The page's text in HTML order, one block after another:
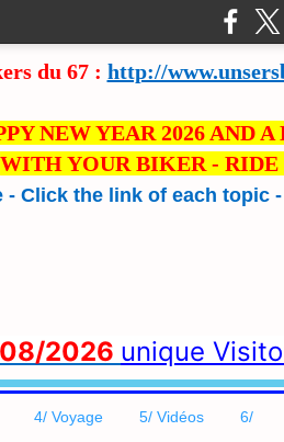
du 67 : http://
NEW YEAR 2026 AND
WITH YOUR BIKER - RIDE
- Click the link of each topic
2026 unique
4/ Voyage 5/ Vidéos
6/